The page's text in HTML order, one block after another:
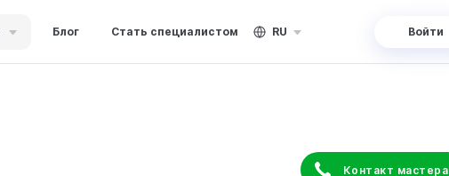
Блог Стать специалистом RU Войти
Контакт мастера